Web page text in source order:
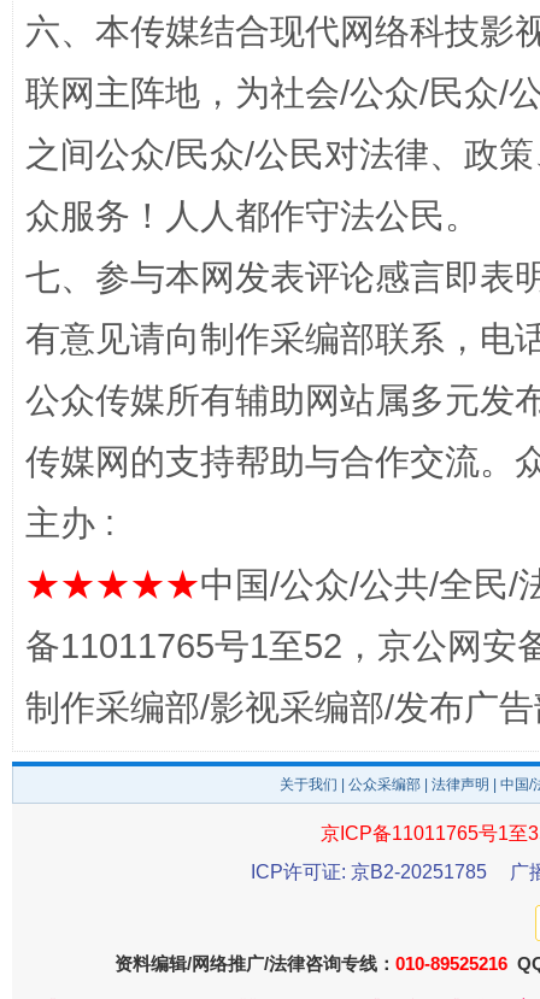
完善运行机制助力责任有效落实 一纸欠
东山县通报“牛蛙产品抗生素超标问题” 法
六、本传媒结合现代网络科技影
联网主阵地，为社会/公众/民众/
之间公众/民众/公民对法律、政
众服务！人人都作守法公民。
七、参与本网发表评论感言即表
有意见请向制作采编部联系，电
公众传媒所有辅助网站属多元发
传媒网的支持帮助与合作交流。
主办 :
★★★★★中国/公众/公共/全民/
备11011765号1至52，京公网安
制作采编部/影视采编部/发布广
关于我们 公众采编部 法律声明 | 中国
京ICP备11011765号1至
ICP许可证: 京B2-20251785
广
资料编辑/网络推广/法律咨询专线： 010-89525216